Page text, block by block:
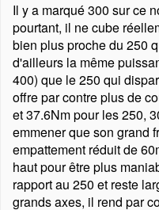
Il y a marqué 300 sur ce
pourtant, il ne cube
bien plus proche du 250
d'ailleurs la même
400) que le 250 qui
offre par contre plus de
et 37.6Nm pour les 250,
emmener que son grand
empattement réduit de
haut pour être plus
rapport au 250 et reste
grands axes, il rend par